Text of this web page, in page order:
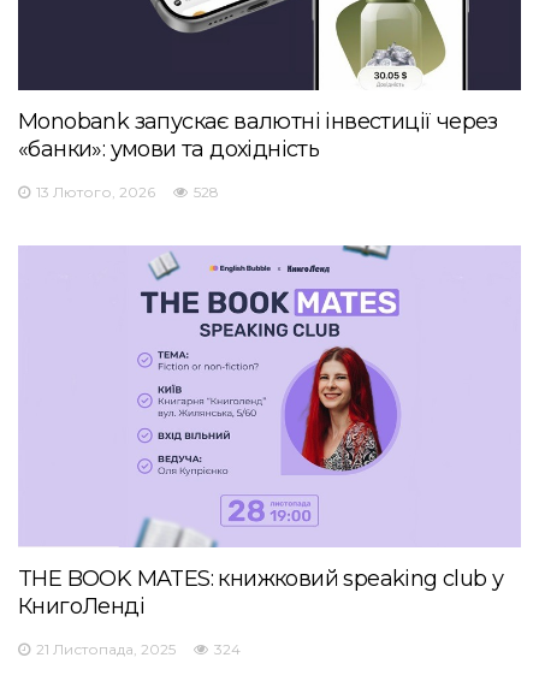
Monobank запускає валютні інвестиції через
«банки»: умови та дохідність
13 Лютого, 2026 528
THE BOOK MATES: книжковий speaking club у
КнигоЛенді
21 Листопада, 2025 324